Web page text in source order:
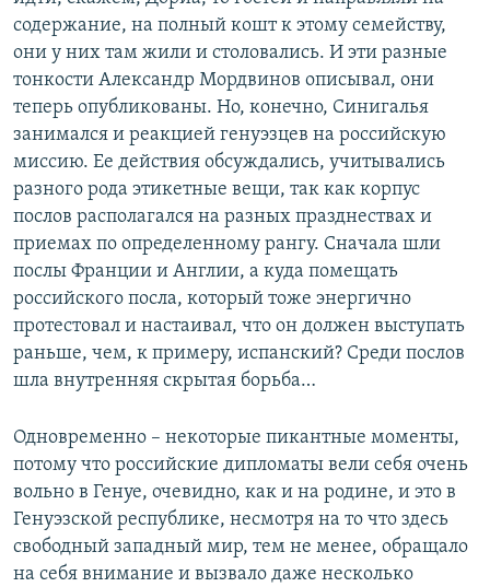
содержание, на полный кошт к этому семейству,
они у них там жили и столовались. И эти разные
тонкости Александр Мордвинов описывал, они
теперь опубликованы. Но, конечно, Синигалья
занимался и реакцией генуэзцев на российскую
миссию. Ее действия обсуждались, учитывались
разного рода этикетные вещи, так как корпус
послов располагался на разных празднествах и
приемах по определенному рангу. Сначала шли
послы Франции и Англии, а куда помещать
российского посла, который тоже энергично
протестовал и настаивал, что он должен выступать
раньше, чем, к примеру, испанский? Среди послов
шла внутренняя скрытая борьба…
Одновременно – некоторые пикантные моменты,
потому что российские дипломаты вели себя очень
вольно в Генуе, очевидно, как и на родине, и это в
Генуэзской республике, несмотря на то что здесь
свободный западный мир, тем не менее, обращало
на себя внимание и вызвало даже несколько